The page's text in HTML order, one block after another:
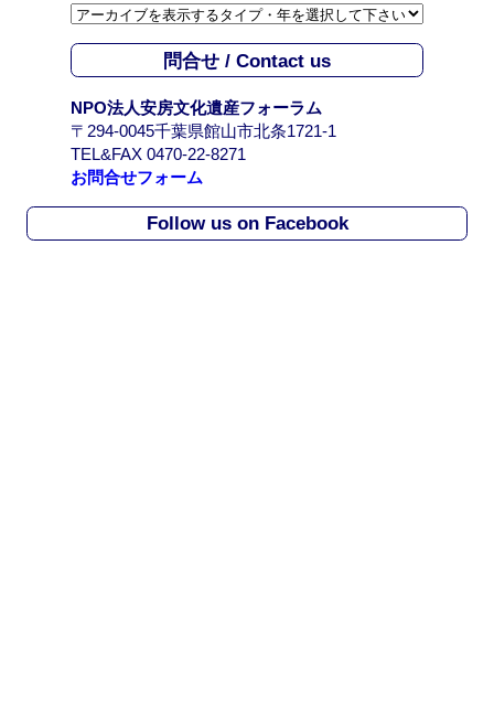
カ
イ
ブ
A
r
c
h
i
問合せ / Contact us
NPO法人安房文化遺産フォーラム
〒294-0045千葉県館山市北条1721-1
TEL&FAX 0470-22-8271
お問合せフォーム
Follow us on Facebook